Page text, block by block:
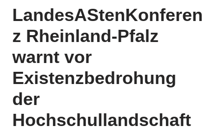
LandesAStenKonferen
z Rheinland-Pfalz
warnt vor
Existenzbedrohung
der
Hochschullandschaft